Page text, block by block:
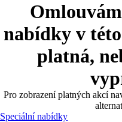
nabídky v
platná,
Pro zobrazení platných akcí
Speciální nabídky